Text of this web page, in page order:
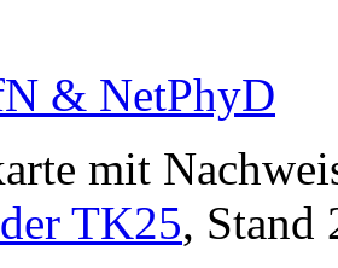
& NetPhyD
mit
TK25, Stand